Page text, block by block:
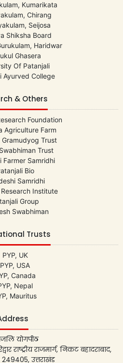
Kumarikata
Chirang
Seijosa
Shiksha Board
Haridwar
Ghasera
Of Patanjali
Ayurved College
& Others
Foundation
Agriculture Farm
Gramudyog Trust
Trust
Farmer Samridhi
Bio
Samridhi
Institute
Group
Swabhiman
Trusts
PYP, UK
PYP, USA
Canada
Nepal
Mauritus
योगपीठ
राष्ट्रीय राजमार्ग, निकट बहादराबाद,
249405, उत्तराखंड